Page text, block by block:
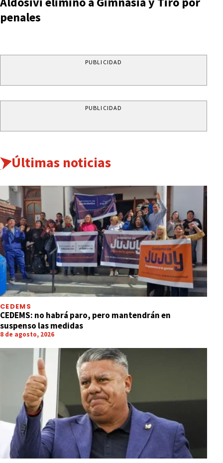
penales
PUBLICIDAD
PUBLICIDAD
Últimas noticias
CEDEMS
CEDEMS: no habrá paro, pero mantendrán en
suspenso las medidas
8 de agosto, 2026